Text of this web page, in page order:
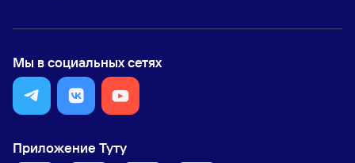
Мы в социальных сетях
Приложение Туту